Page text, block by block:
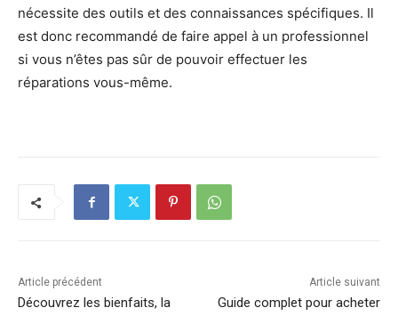
nécessite des outils et des connaissances spécifiques. Il
est donc recommandé de faire appel à un professionnel
si vous n’êtes pas sûr de pouvoir effectuer les
réparations vous-même.
Article précédent
Découvrez les bienfaits, la
Article suivant
Guide complet pour acheter